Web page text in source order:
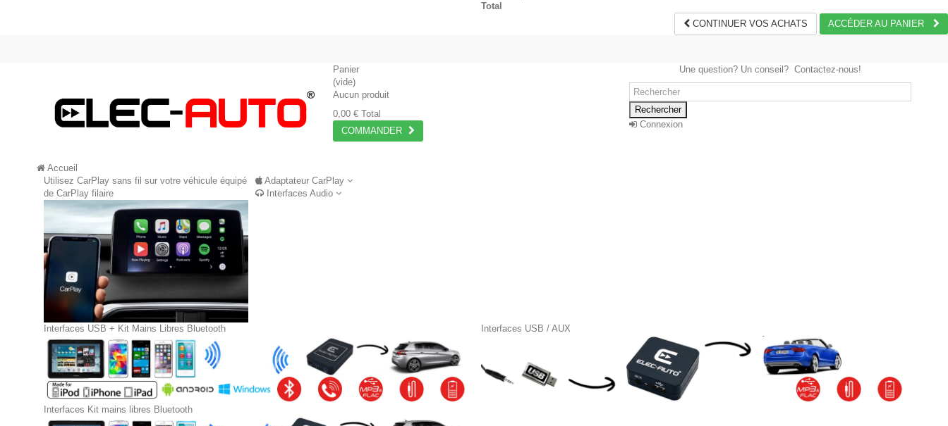
Total
CONTINUER VOS ACHATS
ACCÉDER AU PANIER
Panier
(vide)
Aucun produit
0,00 € Total
COMMANDER
Une question? Un conseil? Contactez-nous!
Rechercher
Connexion
Accueil
Adaptateur CarPlay
Utilisez CarPlay sans fil sur votre véhicule équipé
de CarPlay filaire
Interfaces Audio
Interfaces USB + Kit Mains Libres Bluetooth Interfaces USB / AUX
Interfaces Kit mains libres Bluetooth